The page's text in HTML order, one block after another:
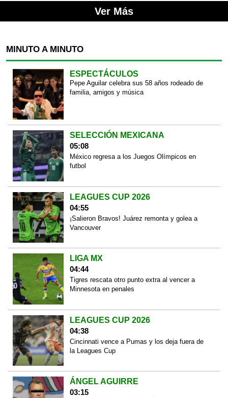
Ver Más
MINUTO A MINUTO
ESPECTÁCULOS
Pepe Aguilar celebra sus 58 años rodeado de
familia, amigos y música
SELECCIÓN MEXICANA
05:08
México regresa a los Juegos Olímpicos en
futbol
LEAGUES CUP 2026
04:55
¡Salieron Bravos! Juárez remonta y golea a
Vancouver
LIGA MX
04:44
Tigres rescata otro punto extra al vencer a
Minnesota en penales
LEAGUES CUP 2026
04:38
Cincinnati vence a Pumas y los deja fuera de
la Leagues Cup
ÁNGEL AGUIRRE
03:15